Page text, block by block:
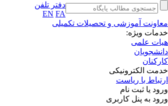
دفتر تلفن
EN FA
معاونت آموزشی و تحصیلات تکمیلی
خدمات ویژه:
هیات علمی
دانشجویان
کارکنان
خدمت الکترونیکی
ارتباط با ریاست
ورود یا ثبت نام
ورود به پنل کاربری